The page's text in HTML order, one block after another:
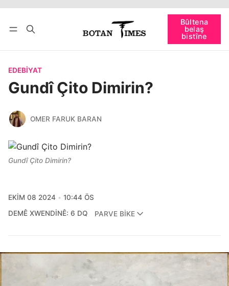
Bûltena
belaş
bistîne
bişopîne
EDEBIYAT
Gundî Çito Dimirin?
OMER FARUK BARAN
Gundî Çito Dimirin?
EKIM 08 2024
10:44 ÖS
DEMÊ XWENDINÊ: 6 DQ
PARVE BIKE